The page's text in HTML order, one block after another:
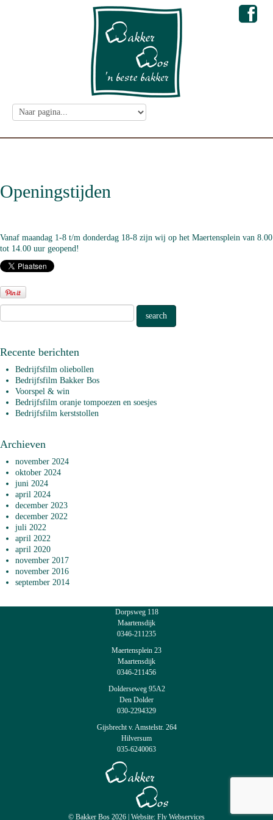
Openingstijden
Vanaf maandag 1-8 t/m donderdag 18-8 zijn wij op het Maertensplein van 8.00
tot 14.00 uur geopend!
Recente berichten
Bedrijfsfilm oliebollen
Bedrijfsfilm Bakker Bos
Voorspel & win
Bedrijfsfilm oranje tompoezen en soesjes
Bedrijfsfilm kerststollen
Archieven
november 2024
oktober 2024
juni 2024
april 2024
december 2023
december 2022
juli 2022
april 2022
april 2020
november 2017
november 2016
september 2014
Dorpsweg 118
Maartensdijk
0346-211235
Maertensplein 23
Maartensdijk
0346-211456
Dolderseweg 95A2
Den Dolder
030-2294329
Gijsbrecht v. Amstelstr. 264
Hilversum
035-6240063
© Bakker Bos 2026 | Website: Fly Webservices